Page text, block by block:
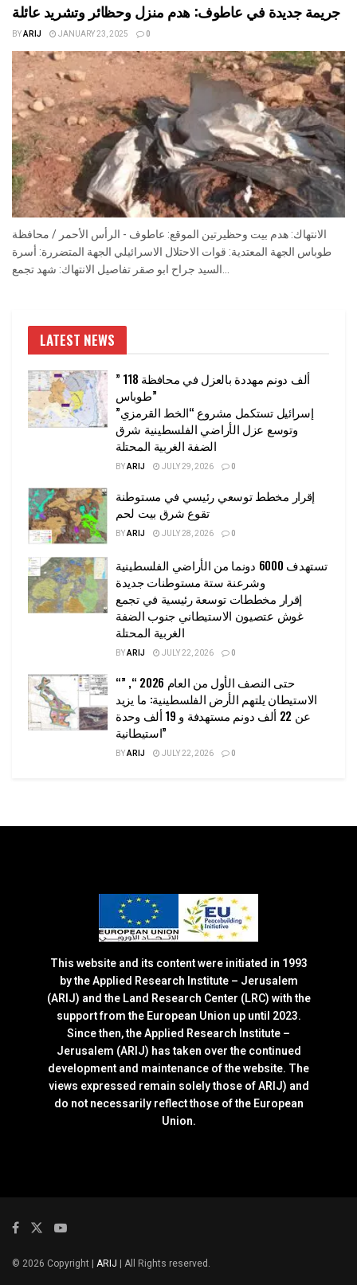
جريمة جديدة في عاطوف: هدم منزل وحظائر وتشريد عائلة
BYARIJ JANUARY 23, 2025 0
الانتهاك: هدم بيت وحظيرتين الموقع: عاطوف - الرأس الأحمر / محافظة
طوباس الجهة المعتدية: قوات الاحتلال الاسرائيلي الجهة المتضررة: أسرة
السيد جراح ابو صقر تفاصيل الانتهاك: شهد تجمع...
LATEST NEWS
” 118 ألف دونم مهددة بالعزل في محافظة
طوباس”
إسرائيل تستكمل مشروع “الخط القرمزي”
وتوسع عزل الأراضي الفلسطينية شرق
الضفة الغربية المحتلة
BYARIJ JULY 29, 2026 0
إقرار مخطط توسعي رئيسي في مستوطنة
تقوع شرق بيت لحم
BYARIJ JULY 28, 2026 0
تستهدف 6000 دونما من الأراضي الفلسطينية
وشرعنة ستة مستوطنات جديدة
إقرار مخططات توسعة رئيسية في تجمع
غوش عتصيون الاستيطاني جنوب الضفة
الغربية المحتلة
BYARIJ JULY 22, 2026 0
“حتى النصف الأول من العام 2026 “, ”
الاستيطان يلتهم الأرض الفلسطينية: ما يزيد
عن 22 ألف دونم مستهدفة و 19 ألف وحدة
استيطانية”
BYARIJ JULY 22, 2026 0
This website and its content were initiated in 1993
by the Applied Research Institute – Jerusalem
(ARIJ) and the Land Research Center (LRC) with the
support from the European Union up until 2023.
Since then, the Applied Research Institute –
Jerusalem (ARIJ) has taken over the continued
development and maintenance of the website. The
views expressed remain solely those of ARIJ) and
do not necessarily reflect those of the European
Union.
© 2026 Copyright | ARIJ | All Rights reserved.